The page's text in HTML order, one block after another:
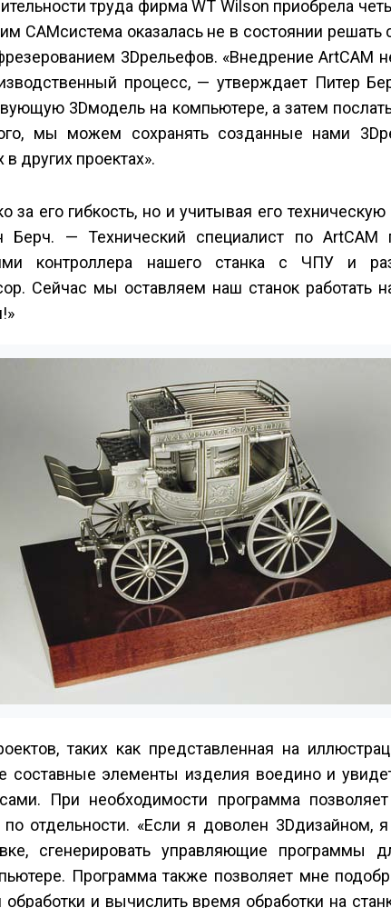
труда фирма WT Wilson приобрела
CAM­система оказалась не в состоянии
3D­рельефов. «Внедрение ArtCAM
процесс, — утверждает Питер
3D­модель на компьютере, а затем
мы можем сохранять созданные нами
других проектах».
за его гибкость, но и учитывая его
Берч. — Технический специалист по ArtCAM
контроллера нашего станка с ЧПУ и
Сейчас мы оставляем наш станок работать
таких как представленная на
составные элементы изделия воедино и
При необходимости программа
отдельности. «Если я доволен 3D­дизайном,
сгенерировать управляющие
Программа также позволяет мне
и вычислить время обработки на